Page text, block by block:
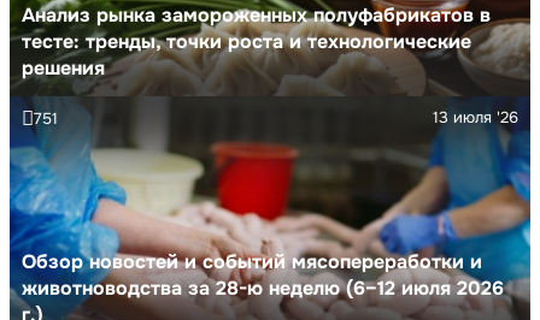
Анализ рынка замороженных полуфабрикатов в
тесте: тренды, точки роста и технологические
решения
Обзор новостей и событий мясопереработки и
животноводства за 28-ю неделю (6–12 июля 2026
г.)
13 июля '26
751